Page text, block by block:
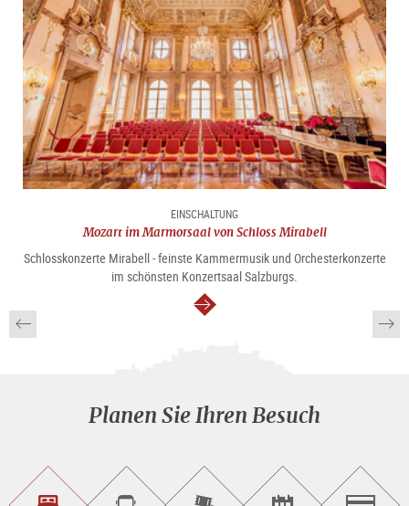
EINSCHALTUNG
Mozart im Marmorsaal von Schloss Mirabell
Schlosskonzerte Mirabell - feinste Kammermusik und Orchesterkonzerte
im schönsten Konzertsaal Salzburgs.
weiter
Planen Sie Ihren Besuch